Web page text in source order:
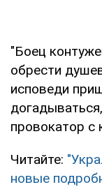
"Боец
обрести
исповеди
провокатор с
Читайте:
новые